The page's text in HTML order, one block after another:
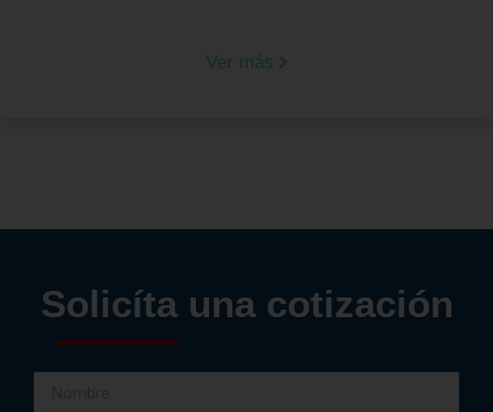
Ver más
Solicíta una cotización